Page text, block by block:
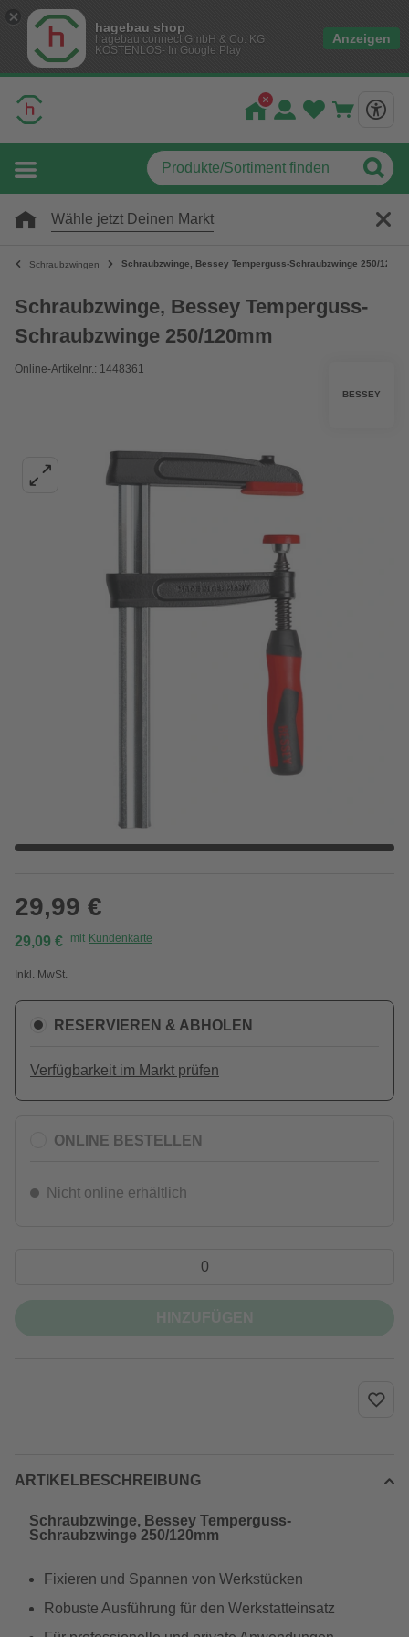
hagebau shop
hagebau connect GmbH & Co. KG
KOSTENLOS- In Google Play
Anzeigen
Wähle jetzt Deinen Markt
Schraubzwingen Schraubzwinge, Bessey Temperguss-Schraubzwinge 250/
Schraubzwinge, Bessey Temperguss-
Schraubzwinge 250/120mm
Online-Artikelnr.: 1448361
BESSEY
29,99 €
29,09 € mit Kundenkarte
Inkl. MwSt.
RESERVIEREN & ABHOLEN
Verfügbarkeit im Markt prüfen
ONLINE BESTELLEN
Nicht online erhältlich
ARTIKELBESCHREIBUNG
Schraubzwinge, Bessey Temperguss-
Schraubzwinge 250/120mm
Fixieren und Spannen von Werkstücken
Robuste Ausführung für den Werkstatteinsatz